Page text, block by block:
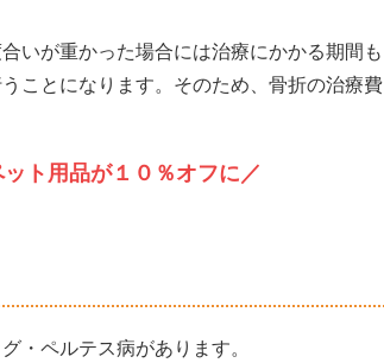
いが重かった場合には治療にかかる期間も
ことになります。そのため、骨折の治療費
ト用品が１０％オフに／
・ペルテス病があります。